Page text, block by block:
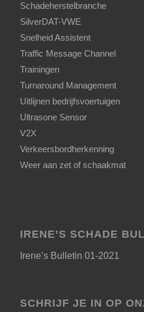
Schadeherstelbranche
SilverDAT-VWE
Snelheid Assistent
Traffic Message Channel
Trainingen
Turnaround Management
Uitlijnen bedrijfsvoertuigen
Ultrasone Sensor
V2X
Verkeersbordherkenning
Weer aan zet of schaakmat
IRENE’S SCHADE
Irene’s Bulletin 01-2021
SCHRIJF JE IN OP